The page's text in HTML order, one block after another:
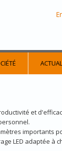
et
importants
LED adaptée à